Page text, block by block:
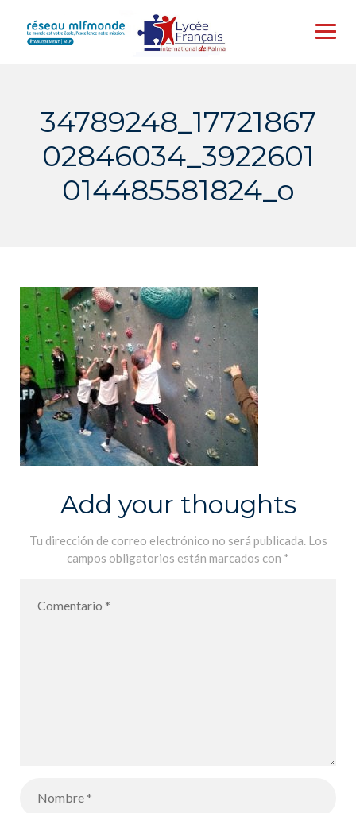
content
34789248_17721867
02846034_3922601
014485581824_o
Add your thoughts
Tu dirección de correo electrónico no será publicada. Los
campos obligatorios están marcados con *